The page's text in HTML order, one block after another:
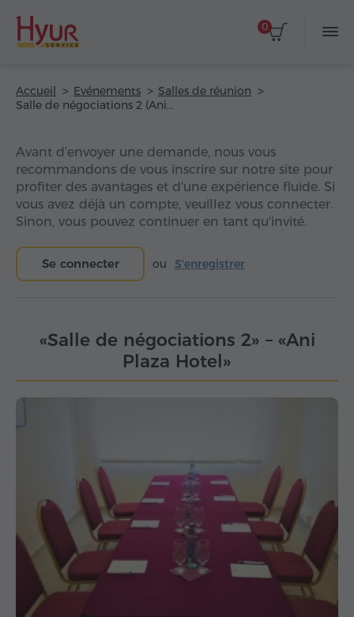
0
Accueil Evénements
Salles de réunion
Salle de négociations 2 (Ani Plaza Hotel)
Avant d'envoyer une demande, nous vous
recommandons de vous inscrire sur notre site pour
profiter des avantages et d'une expérience fluide. Si
vous avez déjà un compte, veuillez vous connecter.
Sinon, vous pouvez continuer en tant qu'invité.
Se connecter ou S'enregistrer
«Salle de négociations 2» – «Ani
Plaza Hotel»